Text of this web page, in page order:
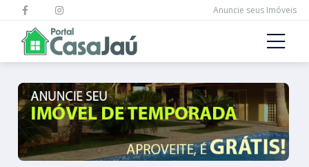
Anuncie seus Imóveis